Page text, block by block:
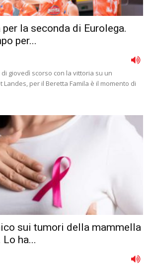
la seconda di Eurolega.
per...
giovedì scorso con la vittoria su un
Landes, per il Beretta Famila è il momento di
sui tumori della mammella
ha...